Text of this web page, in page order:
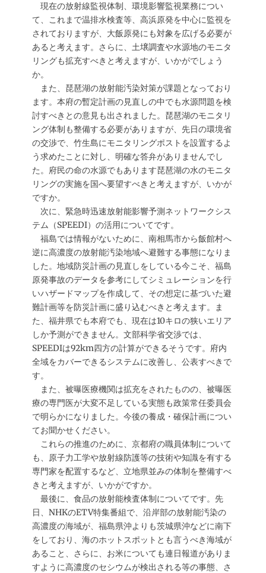
現在の放射線監視体制、環境影響監視業務につい
て、これまで温排水検査等、高浜原発を中心に監視を
されておりますが、大飯原発にも対象を広げる必要が
あると考えます。さらに、土壌調査や水源地のモニタ
リングも拡充すべきと考えますが、いかがでしょう
か。
また、琵琶湖の放射能汚染対策が課題となっており
ます。本府の暫定計画の見直しの中でも水源問題を検
討すべきとの意見も出されました。琵琶湖のモニタリ
ング体制も整備する必要がありますが、先日の環境省
の交渉で、竹生島にモニタリングポストを設置するよ
う求めたことに対し、明確な答弁がありませんでし
た。府民の命の水源でもあります琵琶湖の水のモニタ
リングの実施を国へ要望すべきと考えますが、いかが
ですか。
次に、緊急時迅速放射能影響予測ネットワークシス
テム（SPEEDI）の活用についてです。
福島では情報がないために、南相馬市から飯館村へ
逆に高濃度の放射能汚染地域へ避難する事態になりま
した。地域防災計画の見直しをしている今こそ、福島
原発事故のデータを参考にしてシミュレーションを行
いハザードマップを作成して、その想定に基づいた避
難計画等を防災計画に盛り込むべきと考えます。ま
た、福井県でも本府でも、現在は10キロの狭いエリア
しか予測ができません。文部科学省交渉では、
SPEEDIは92km四方の計算ができるそうです。府内
全域をカバーできるシステムに改善し、公表すべきで
す。
また、被曝医療機関は拡充をされたものの、被曝医
療の専門医が大変不足している実態も政策常任委員会
で明らかになりました。今後の養成・確保計画につい
てお聞かせください。
これらの推進のために、京都府の職員体制について
も、原子力工学や放射線防護等の技術や知識を有する
専門家を配置するなど、立地県並みの体制を整備すべ
きと考えますが、いかがですか。
最後に、食品の放射能検査体制についてです。先
日、NHKのETV特集番組で、沿岸部の放射能汚染の
高濃度の海域が、福島県沖よりも茨城県沖などに南下
をしており、海のホットスポットとも言うべき海域が
あること、さらに、お米についても連日報道がありま
すように高濃度のセシウムが検出される等の事態、さ